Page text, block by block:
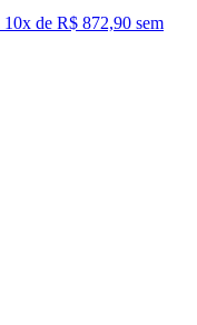
10x de R$ 872,90 sem